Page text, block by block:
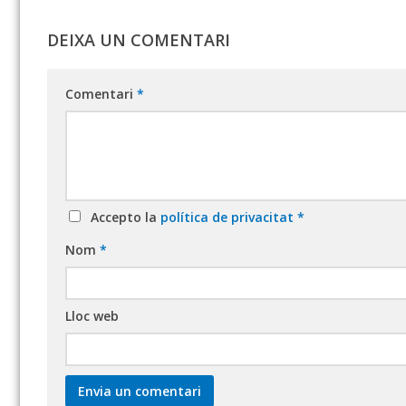
DEIXA UN COMENTARI
Comentari *
Accepto la política de privacitat *
Nom *
Lloc web